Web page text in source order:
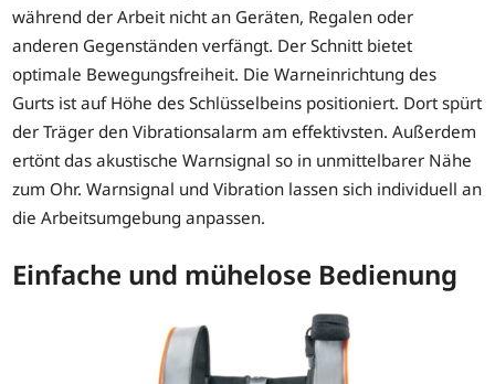
während der Arbeit nicht an Geräten, Regalen oder
anderen Gegenständen verfängt. Der Schnitt bietet
optimale Bewegungsfreiheit. Die Warneinrichtung des
Gurts ist auf Höhe des Schlüsselbeins positioniert. Dort spürt
der Träger den Vibrationsalarm am effektivsten. Außerdem
ertönt das akustische Warnsignal so in unmittelbarer Nähe
zum Ohr. Warnsignal und Vibration lassen sich individuell an
die Arbeitsumgebung anpassen.
Einfache und mühelose Bedienung